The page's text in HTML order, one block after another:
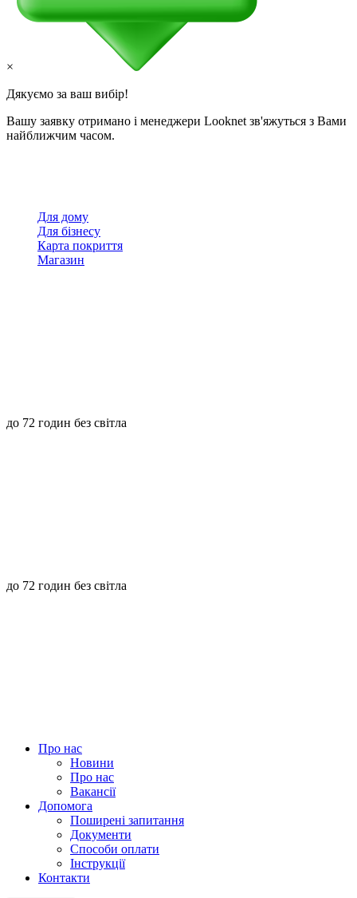
×
Дякуємо за ваш вибір!
Вашу заявку отримано і менеджери Looknet зв'яжуться з Вами
найближчим часом.
Для дому
Для бізнесу
Карта покриття
Магазин
до 72 годин без світла
до 72 годин без світла
Про нас
Новини
Про нас
Вакансії
Допомога
Поширені запитання
Документи
Способи оплати
Інструкції
Контакти